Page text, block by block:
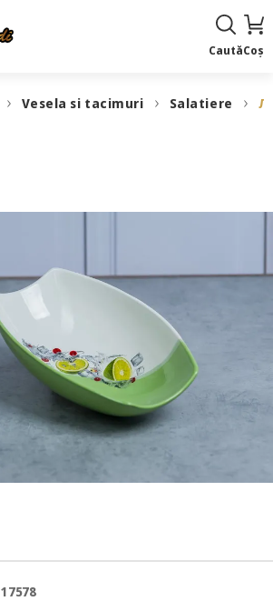
CautăCoș
Vesela si tacimuri Salatiere
17578